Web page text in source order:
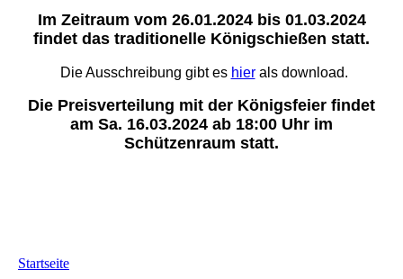
Im Zeitraum vom 26.01.2024 bis 01.03.2024
findet das traditionelle Königschießen statt.
Die Ausschreibung gibt es hierals download.
Die Preisverteilung mit der Königsfeier findet
am Sa. 16.03.2024 ab 18:00 Uhr im
Schützenraum statt.
Startseite